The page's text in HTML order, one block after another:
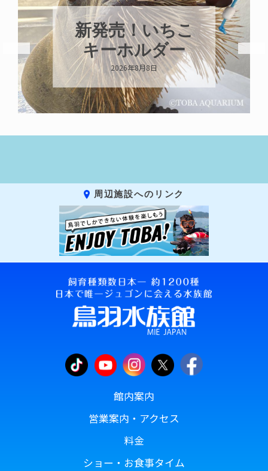
新発売！いちこ
キーホルダー
2026年8月8日
周辺施設へのリンク
館内案内
営業案内・アクセス
料金
ショー・お食事タイム